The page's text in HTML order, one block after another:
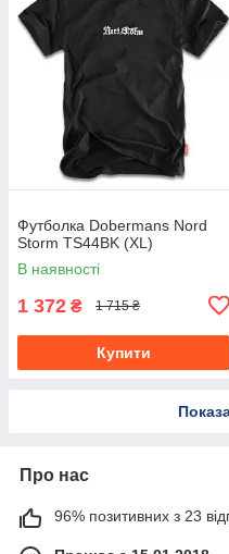
Футболка Dobermans Nord
Storm TS44BK (XL)
В наявності
1 372 ₴ 1 715 ₴
Купити
Про нас
96% позитивних з 23